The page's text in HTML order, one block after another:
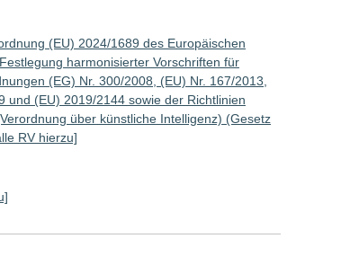
(EU) 2024/1689 des Europäischen
harmonisierter Vorschriften für
(EG) Nr. 300/2008, (EU) Nr. 167/2013,
und (EU) 2019/2144 sowie der Richtlinien
über künstliche Intelligenz) (Gesetz
RV hierzu]